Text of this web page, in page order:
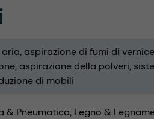
aspirazione di fumi di vernice
aspirazione della polveri
di mobili
& Pneumatica Legno &